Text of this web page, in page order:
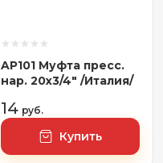
AP101 Муфта пресс.
нар. 20х3/4" /Италия/
14 руб.
Купить